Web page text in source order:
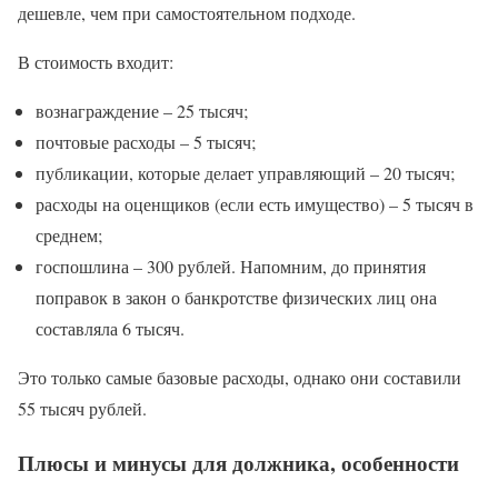
дешевле, чем при самостоятельном подходе.
В стоимость входит:
вознаграждение – 25 тысяч;
почтовые расходы – 5 тысяч;
публикации, которые делает управляющий – 20 тысяч;
расходы на оценщиков (если есть имущество) – 5 тысяч в
среднем;
госпошлина – 300 рублей. Напомним, до принятия
поправок в закон о банкротстве физических лиц она
составляла 6 тысяч.
Это только самые базовые расходы, однако они составили
55 тысяч рублей.
Плюсы и минусы для должника, особенности